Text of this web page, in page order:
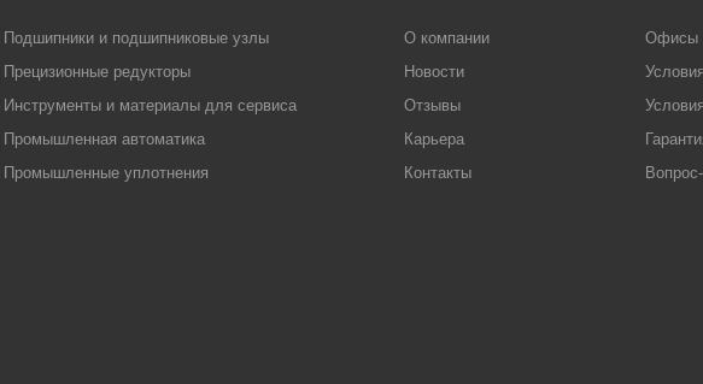
Подшипники и подшипниковые узлы
Прецизионные редукторы
Инструменты и материалы для сервиса
Промышленная автоматика
Промышленные уплотнения
О компании
Новости
Отзывы
Карьера
Контакты
Офисы